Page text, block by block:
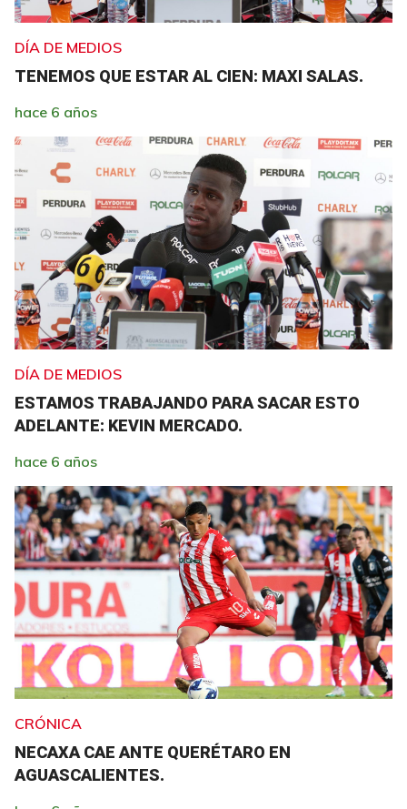
DÍA DE MEDIOS
TENEMOS QUE ESTAR AL CIEN: MAXI SALAS.
hace 6 años
DÍA DE MEDIOS
ESTAMOS TRABAJANDO PARA SACAR ESTO
ADELANTE: KEVIN MERCADO.
hace 6 años
CRÓNICA
NECAXA CAE ANTE QUERÉTARO EN
AGUASCALIENTES.